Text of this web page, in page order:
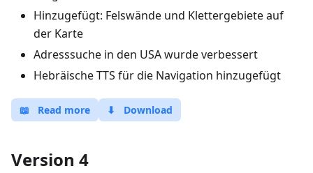
Hinzugefügt: Felswände und Klettergebiete auf
der Karte
Adresssuche in den USA wurde verbessert
Hebräische TTS für die Navigation hinzugefügt
📖 Read more ⬇ Download
Version 4